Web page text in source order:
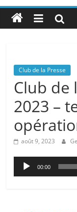
Club de la Presse
Club de
2023 –
août 9, 2023
Lecteur
audio
00:00